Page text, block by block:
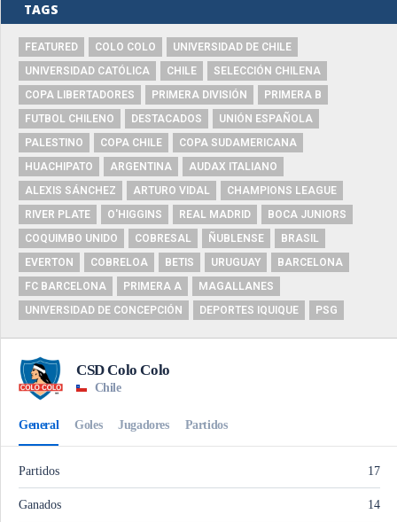
TAGS
FEATURED COLO COLO
UNIVERSIDAD DE CHILE
UNIVERSIDAD CATÓLICA
CHILE
SELECCIÓN CHILENA
COPA LIBERTADORES
PRIMERA DIVISIÓN
PRIMERA B
FUTBOL CHILENO
DESTACADOS
UNIÓN ESPAÑOLA
PALESTINO
COPA CHILE
COPA SUDAMERICANA
HUACHIPATO
ARGENTINA
AUDAX ITALIANO
ALEXIS SÁNCHEZ
ARTURO VIDAL
CHAMPIONS LEAGUE
RIVER PLATE
O'HIGGINS REAL MADRID
BOCA JUNIORS
COQUIMBO UNIDO
COBRESAL ÑUBLENSE
BRASIL
EVERTON
COBRELOA BETIS URUGUAY
BARCELONA
FC BARCELONA
PRIMERA A
MAGALLANES
UNIVERSIDAD DE CONCEPCIÓN
DEPORTES IQUIQUE PSG